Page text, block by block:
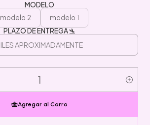
MODELO
modelo 2 modelo 1
PLAZO DE ENTREGA 🛬
Agregar al Carro